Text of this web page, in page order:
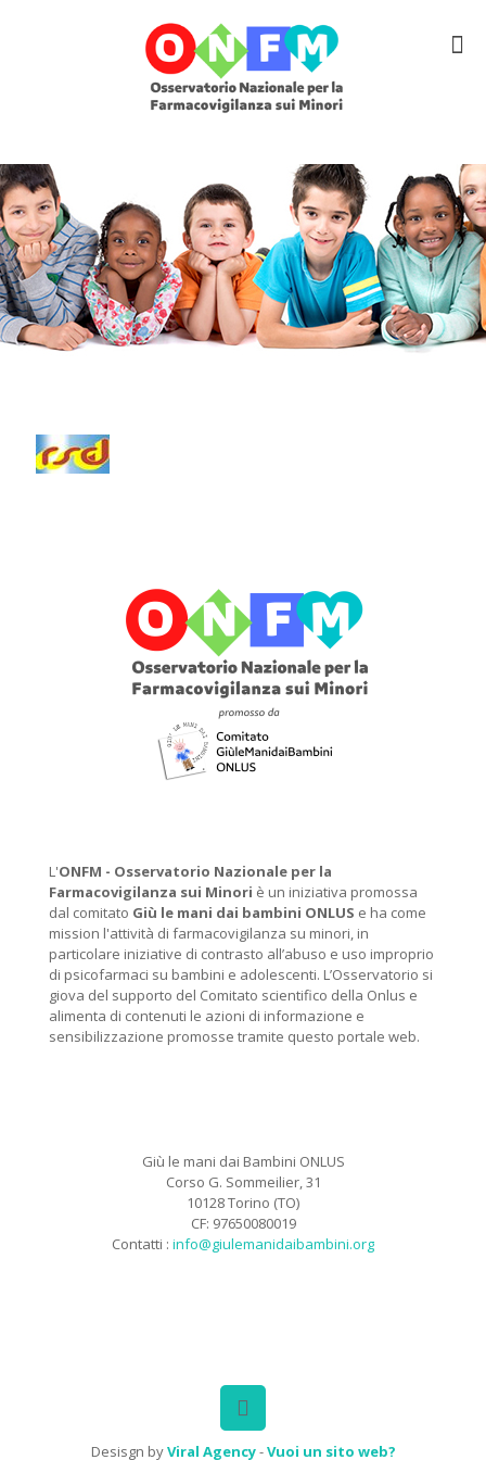
L'ONFM - Osservatorio Nazionale per la
Farmacovigilanza sui Minori è un iniziativa promossa
dal comitato Giù le mani dai bambini ONLUS e ha come
mission l'attività di farmacovigilanza su minori, in
particolare iniziative di contrasto all’abuso e uso improprio
di psicofarmaci su bambini e adolescenti. L’Osservatorio si
giova del supporto del Comitato scientifico della Onlus e
alimenta di contenuti le azioni di informazione e
sensibilizzazione promosse tramite questo portale web.
Giù le mani dai Bambini ONLUS
Corso G. Sommeilier, 31
10128 Torino (TO)
CF: 97650080019
Contatti : info@giulemanidaibambini.org
Desisgn byViral Agency-Vuoi un sito web?